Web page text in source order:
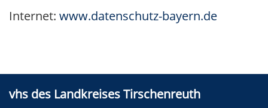
Internet: www.datenschutz-bayern.de
vhs des Landkreises Tirschenreuth